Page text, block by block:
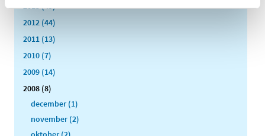
2013 (49)
2012 (44)
2011 (13)
2010 (7)
2009 (14)
2008 (8)
december (1)
november (2)